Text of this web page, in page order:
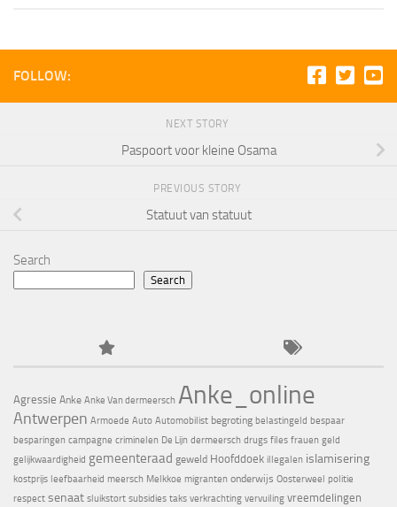
FOLLOW:
NEXT STORY
Paspoort voor kleine Osama
PREVIOUS STORY
Statuut van statuut
Search
Search
Agressie Anke Anke Van dermeersch Anke_online
Antwerpen Armoede Auto Automobilist begroting belastingeld bespaar
besparingen campagne criminelen De Lijn dermeersch drugs files frauen geld
gelijkwaardigheid gemeenteraad geweld Hoofddoek illegalen islamisering
kostprijs leefbaarheid meersch Melkkoe migranten onderwijs Oosterweel politie
respect senaat sluikstort subsidies taks verkrachting vervuiling vreemdelingen